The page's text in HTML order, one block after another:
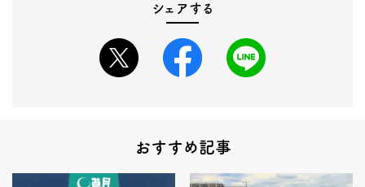
シェアする
おすすめ記事